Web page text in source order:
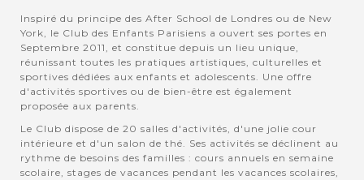
Inspiré du principe des After School de Londres ou de New
York, le Club des Enfants Parisiens a ouvert ses portes en
Septembre 2011, et constitue depuis un lieu unique,
réunissant toutes les pratiques artistiques, culturelles et
sportives dédiées aux enfants et adolescents. Une offre
d'activités sportives ou de bien-être est également
proposée aux parents.
Le Club dispose de 20 salles d'activités, d'une jolie cour
intérieure et d'un salon de thé. Ses activités se déclinent au
rythme de besoins des familles : cours annuels en semaine
scolaire, stages de vacances pendant les vacances scolaires,